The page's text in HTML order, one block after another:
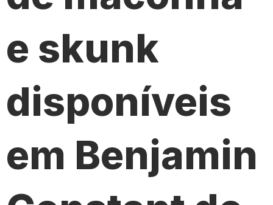
e skunk
disponíveis
em Benjamin